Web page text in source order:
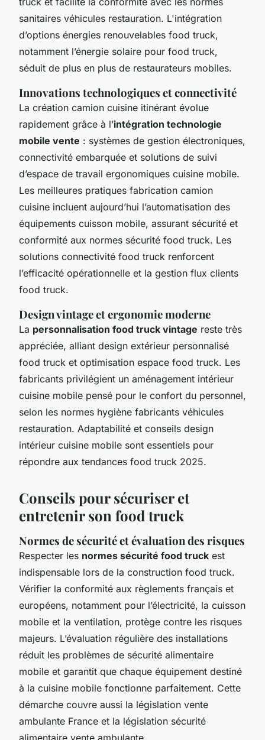
sanitaires véhicules restauration. L'intégration
d’options énergies renouvelables food truck,
notamment l’énergie solaire pour food truck,
séduit de plus en plus de restaurateurs mobiles.
Innovations technologiques et connectivité
La création camion cuisine itinérant évolue
rapidement grâce à l’intégration technologie
mobile vente : systèmes de gestion électroniques,
connectivité embarquée et solutions de suivi
d’espace de travail ergonomiques cuisine mobile.
Les meilleures pratiques fabrication camion
cuisine incluent aujourd’hui l’automatisation des
équipements cuisson mobile, assurant sécurité et
conformité aux normes sécurité food truck. Les
solutions connectivité food truck renforcent
l’efficacité opérationnelle et la gestion flux clients
food truck.
Design vintage et ergonomie moderne
La personnalisation food truck vintage reste très
appréciée, alliant design extérieur personnalisé
food truck et optimisation espace food truck. Les
fabricants privilégient un aménagement intérieur
cuisine mobile pensé pour le confort du personnel,
selon les normes hygiène fabricants véhicules
restauration. Adaptabilité et conseils design
intérieur cuisine mobile sont essentiels pour
répondre aux tendances food truck 2025.
Conseils pour sécuriser et
entretenir son food truck
Normes de sécurité et évaluation des risques
Respecter les normes sécurité food truck est
indispensable lors de la construction food truck.
Vérifier la conformité aux règlements français et
européens, notamment pour l’électricité, la cuisson
mobile et la ventilation, protège contre les risques
majeurs. L’évaluation régulière des installations
réduit les problèmes de sécurité alimentaire
mobile et garantit que chaque équipement destiné
à la cuisine mobile fonctionne parfaitement. Cette
démarche couvre aussi la législation vente
ambulante France et la législation sécurité
alimentaire vente ambulante.